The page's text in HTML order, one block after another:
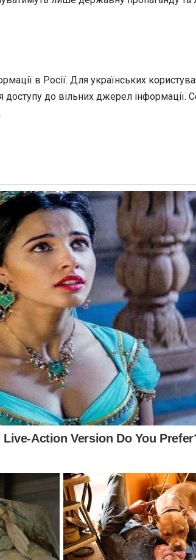
в Росії. Для українських
до вільних джерел інформації.